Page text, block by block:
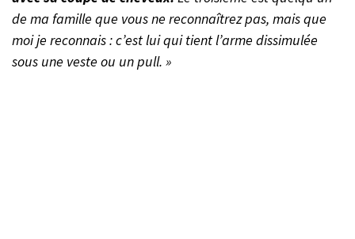
de ma famille que vous ne reconnaîtrez pas, mais que
moi je reconnais : c’est lui qui tient l’arme dissimulée
sous une veste ou un pull. »